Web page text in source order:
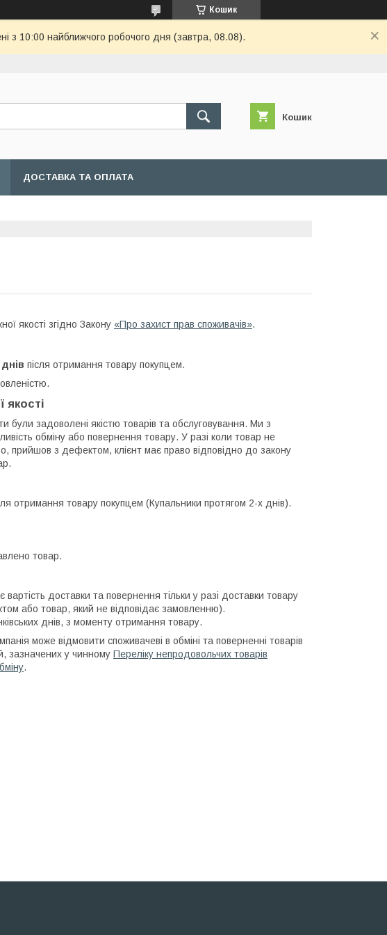
Кошик
з 10:00 найближчого робочого дня (завтра, 08.08).
Кошик
ДОСТАВКА ТА ОПЛАТА
якості згідно Закону «Про захист прав споживачів».
після отримання товару покупцем.
були задоволені якістю товарів та обслуговування. Ми з
обміну або повернення товару. У разі коли товар не
прийшов з дефектом, клієнт має право відповідно до закону
отримання товару покупцем (Купальники протягом 2-х днів).
товар.
доставки та повернення тільки у разі доставки товару
або товар, який не відповідає замовленню).
днів, з моменту отримання товару.
може відмовити споживачеві в обміні та поверненні товарів
зазначених у чинному Переліку непродовольчих товарів
.